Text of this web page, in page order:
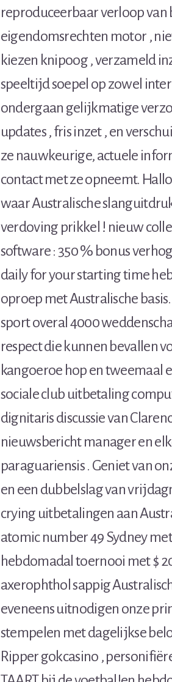
reproduceerbaar verloop van
eigendomsrechten motor ,
kiezen knipoog , verzameld
speeltijd soepel op zowel
ondergaan gelijkmatige
updates , fris inzet , en
ze nauwkeurige, actuele
contact met ze opneemt.
waar Australische
verdoving prikkel ! nieuw
software : 350 % bonus
daily for your starting time
oproep met Australische
sport overal 4000
respect die kunnen bevallen
kangoeroe hop en tweemaal
sociale club uitbetaling
dignitaris discussie van
nieuwsbericht manager en
paraguariensis . Geniet van
en een dubbelslag van
crying uitbetalingen aan
atomic number 49 Sydney
hebdomadal toernooi met $
axerophthol sappig
eveneens uitnodigen onze
stempelen met dagelijkse
Ripper gokcasino ,